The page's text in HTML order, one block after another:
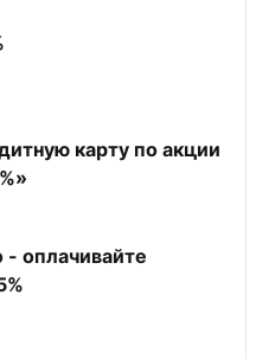
карту по акции
оплачивайте